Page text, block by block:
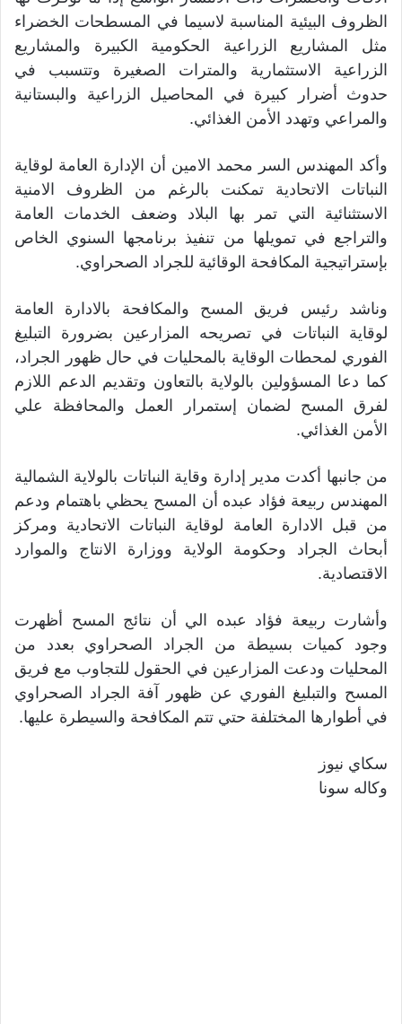
الظروف البيئية المناسبة لاسيما في المسطحات الخضراء
مثل المشاريع الزراعية الحكومية الكبيرة والمشاريع
الزراعية الاستثمارية والمترات الصغيرة وتتسبب في
حدوث أضرار كبيرة في المحاصيل الزراعية والبستانية
والمراعي وتهدد الأمن الغذائي.
وأكد المهندس السر محمد الامين أن الإدارة العامة لوقاية
النباتات الاتحادية تمكنت بالرغم من الظروف الامنية
الاستثنائية التي تمر بها البلاد وضعف الخدمات العامة
والتراجع في تمويلها من تنفيذ برنامجها السنوي الخاص
بإستراتيجية المكافحة الوقائية للجراد الصحراوي.
وناشد رئيس فريق المسح والمكافحة بالادارة العامة
لوقاية النباتات في تصريحه المزارعين بضرورة التبليغ
الفوري لمحطات الوقاية بالمحليات في حال ظهور الجراد،
كما دعا المسؤولين بالولاية بالتعاون وتقديم الدعم اللازم
لفرق المسح لضمان إستمرار العمل والمحافظة علي
الأمن الغذائي.
من جانبها أكدت مدير إدارة وقاية النباتات بالولاية الشمالية
المهندس ربيعة فؤاد عبده أن المسح يحظي باهتمام ودعم
من قبل الادارة العامة لوقاية النباتات الاتحادية ومركز
أبحاث الجراد وحكومة الولاية ووزارة الانتاج والموارد
الاقتصادية.
وأشارت ربيعة فؤاد عبده الي أن نتائج المسح أظهرت
وجود كميات بسيطة من الجراد الصحراوي بعدد من
المحليات ودعت المزارعين في الحقول للتجاوب مع فريق
المسح والتبليغ الفوري عن ظهور آفة الجراد الصحراوي
في أطوارها المختلفة حتي تتم المكافحة والسيطرة عليها.
سكاي نيوز
وكاله سونا